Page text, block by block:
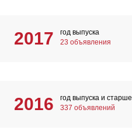
2017
год выпуска
23 объявления
2016
год выпуска и старше
337 объявлений